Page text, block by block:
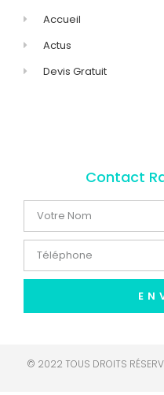
Accueil
Actus
Devis Gratuit
Contact
© 2022 TOUS DROITS